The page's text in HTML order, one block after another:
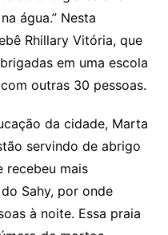
água.” Nesta
Rhillary Vitória, que
em uma escola
outras 30 pessoas.
da cidade, Marta
servindo de abrigo
recebeu mais
Sahy, por onde
à noite. Essa praia